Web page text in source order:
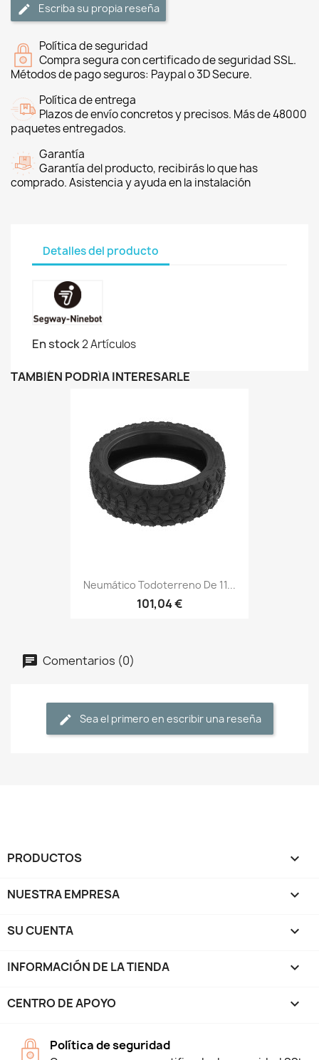
Escriba su propia reseña
Política de seguridad
Compra segura con certificado de seguridad SSL.
Métodos de pago seguros: Paypal o 3D Secure.
Política de entrega
Plazos de envío concretos y precisos. Más de 48000
paquetes entregados.
Garantía
Garantía del producto, recibirás lo que has
comprado. Asistencia y ayuda en la instalación
Detalles del producto
En stock2 Artículos
TAMBIÉN PODRÍA INTERESARLE
Neumático Todoterreno De 11...
101,04 €
Comentarios (0)
Sea el primero en escribir una reseña
PRODUCTOS 
NUESTRA EMPRESA 
SU CUENTA 
INFORMACIÓN DE LA TIENDA keyboard_arrow_down
CENTRO DE APOYO 
Política de seguridad